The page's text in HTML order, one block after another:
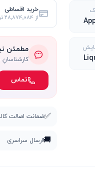
خرید اقساطی
از ۲۸٬۸۷۴٬۰۸۴ تومان
مطمئن
تماس
✅ضمانت اصالت
🚚ارسال سراسری